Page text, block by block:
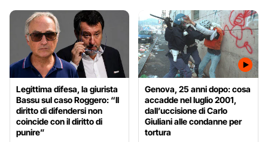
Legittima difesa, la giurista
Bassu sul caso Roggero: “Il
diritto di difendersi non
coincide con il diritto di
punire”
Genova, 25 anni dopo: cosa
accadde nel luglio 2001,
dall’uccisione di Carlo
Giuliani alle condanne per
tortura